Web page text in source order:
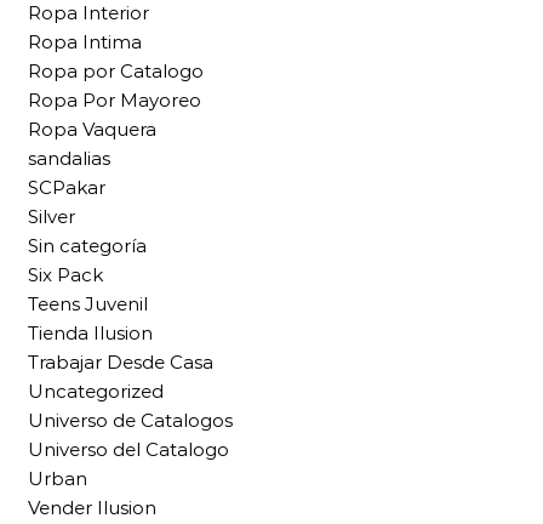
Ropa Interior
Ropa Intima
Ropa por Catalogo
Ropa Por Mayoreo
Ropa Vaquera
sandalias
SCPakar
Silver
Sin categoría
Six Pack
Teens Juvenil
Tienda Ilusion
Trabajar Desde Casa
Uncategorized
Universo de Catalogos
Universo del Catalogo
Urban
Vender Ilusion